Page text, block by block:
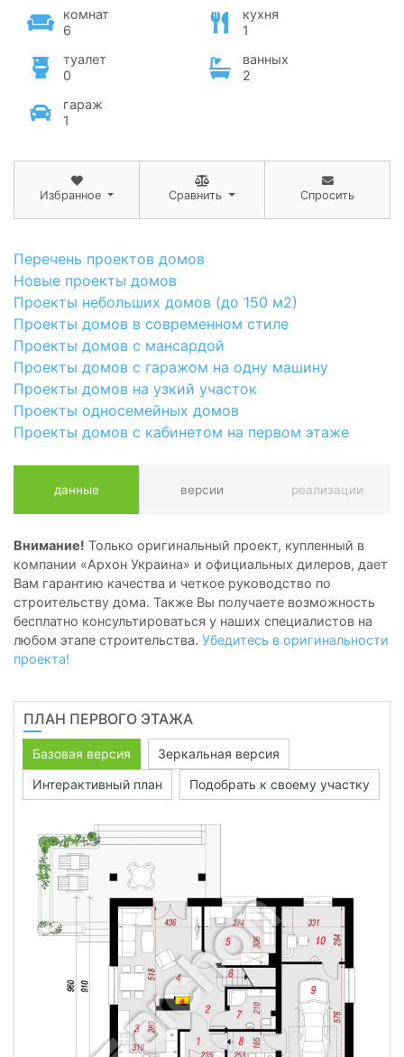
комнат
6
кухня
1
туалет
0
ванных
2
гараж
1
Избранное Сравнить Спросить
Перечень проектов домов
Новые проекты домов
Проекты небольших домов (до 150 м2)
Проекты домов в современном стиле
Проекты домов с мансардой
Проекты домов с гаражом на одну машину
Проекты домов на узкий участок
Проекты односемейных домов
Проекты домов с кабинетом на первом этаже
данные версии реализации
Внимание! Только оригинальный проект, купленный в
компании «Архон Украина» и официальных дилеров, дает
Вам гарантию качества и четкое руководство по
строительству дома. Также Вы получаете возможность
бесплатно консультироваться у наших специалистов на
любом этапе строительства. Убедитесь в оригинальности
проекта!
ПЛАН ПЕРВОГО ЭТАЖА
Базовая версия
Зеркальная версия
Интерактивный план
Подобрать к своему участку